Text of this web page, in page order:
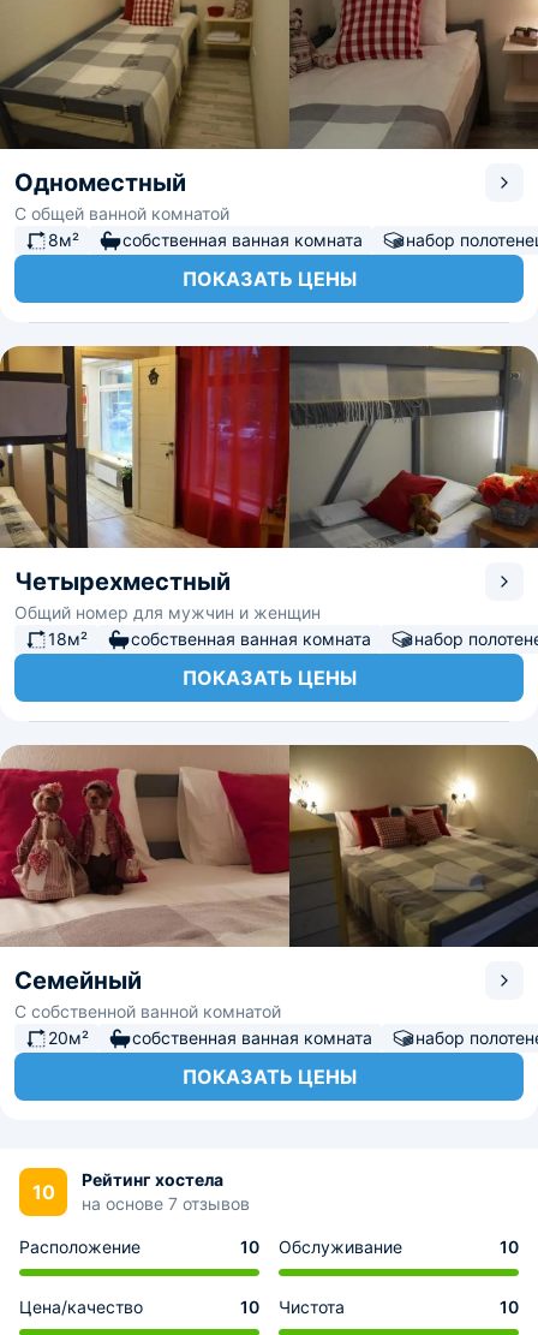
Одноместный
С общей ванной комнатой
8м²
собственная ванная комната набор
ПОКАЗАТЬ ЦЕНЫ
Четырехместный
Общий номер для мужчин и женщин
18м²
собственная ванная комната набор
ПОКАЗАТЬ ЦЕНЫ
Семейный
С собственной ванной комнатой
20м²
собственная ванная комната набор
ПОКАЗАТЬ ЦЕНЫ
10
Рейтинг хостела
на основе 7 отзывов
Расположение 10 Обслуживание 10
Цена/качество 10 Чистота 10